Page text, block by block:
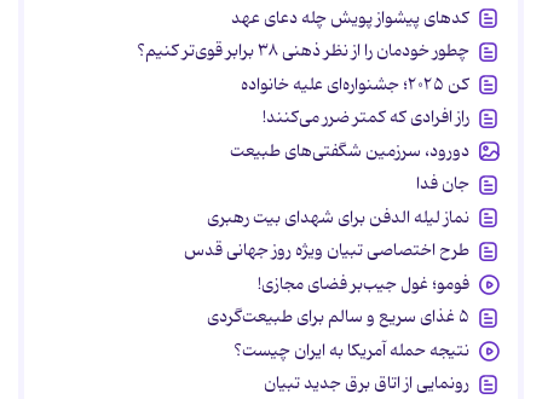
کدهای پیشواز پویش چله دعای عهد
چطور خودمان را از نظر ذهنی ۳۸ برابر قوی‌تر کنیم؟
کن ۲۰۲۵؛ جشنواره‌ای علیه خانواده
راز افرادی که کمتر ضرر می‌کنند!
دورود، سرزمین شگفتی‌های طبیعت
جان فدا
نماز لیله الدفن برای شهدای بیت رهبری
طرح اختصاصی تبیان ویژه روز جهانی قدس
فومو؛ غول جیب‌بر فضای مجازی!
۵ غذای سریع و سالم برای طبیعت‌گردی
نتیجه حمله آمریکا به ایران چیست؟
رونمایی از اتاق برق جدید تبیان